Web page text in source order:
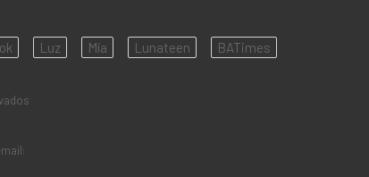
Luz Mía Lunateen BATimes